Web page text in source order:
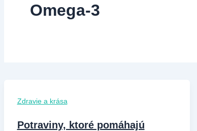
Omega-3
Zdravie a krása
Potraviny, ktoré pomáhajú